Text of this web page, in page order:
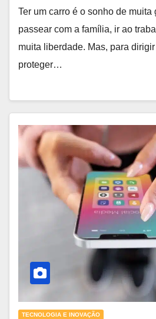
Ter um carro é o sonho de muita
passear com a família, ir ao
muita liberdade. Mas, para
proteger…
TECNOLOGIA E INOVAÇÃO